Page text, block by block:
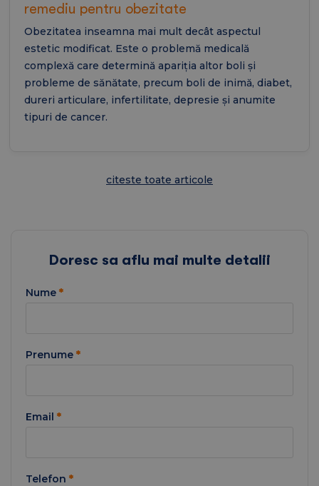
remediu pentru obezitate
Obezitatea inseamna mai mult decât aspectul
estetic modificat. Este o problemă medicală
complexă care determină apariția altor boli și
probleme de sănătate, precum boli de inimă, diabet,
dureri articulare, infertilitate, depresie și anumite
tipuri de cancer.
citeste toate articole
Doresc sa aflu mai multe detalii
Nume *
Prenume *
Email *
Telefon *